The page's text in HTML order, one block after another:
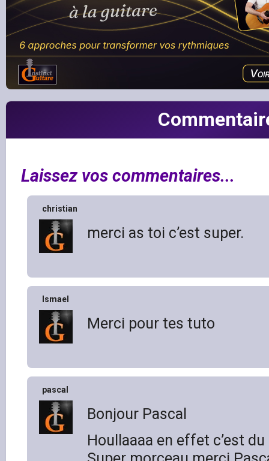
Laissez vos commentaires...
christian
merci as toi c’est super.
Ismael
Merci pour tes tuto
pascal
Bonjour Pascal
Houllaaaa en effet c’est